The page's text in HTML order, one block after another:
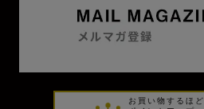
お買い物するほど